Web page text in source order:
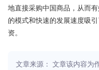
地直接采购中国商品，从而
的模式和快速的发展速度吸
资。
文章来源： 文章该内容为